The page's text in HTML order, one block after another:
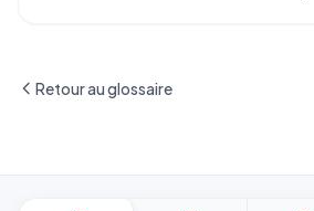
Retour au glossaire